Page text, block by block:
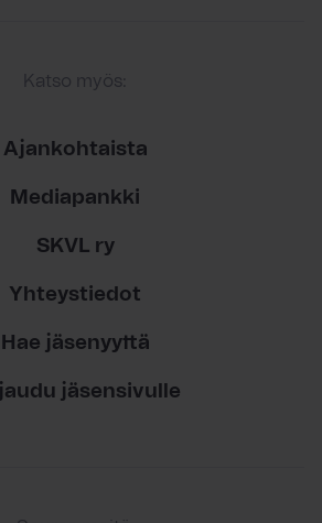
Katso myös:
Ajankohtaista
Mediapankki
SKVL ry
Yhteystiedot
Hae jäsenyyttä
jäsensivulle